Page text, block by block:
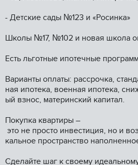
- Детские сады №123 и «Росинка»
Школы №17, №102 и новая школа
Есть льготные ипотечные
Варианты оплаты: рассрочка,
ная ипотека, военная ипотека,
ый взнос, материнский капитал.
Покупка квартиры –
это не просто инвестиция, но и
кальное пространство
Сделайте шаг к своему